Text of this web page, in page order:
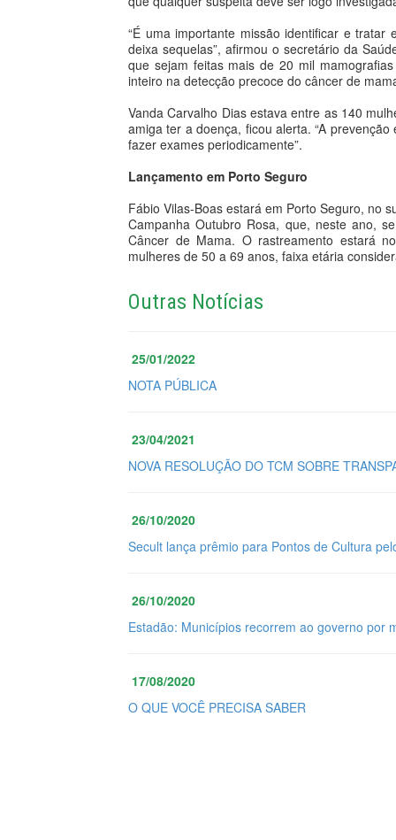
“É uma importante missão identificar e
deixa sequelas”, afirmou o secretário da
que sejam feitas mais de 20 mil
inteiro na detecção precoce do câncer de
Vanda Carvalho Dias estava entre as 140
amiga ter a doença, ficou alerta. “A
fazer exames periodicamente”.
Lançamento em Porto Seguro
Fábio Vilas-Boas estará em Porto Seguro, no
Campanha Outubro Rosa, que, neste ano,
Câncer de Mama. O rastreamento estará
mulheres de 50 a 69 anos, faixa etária
Outras Notícias
25/01/2022
NOTA PÚBLICA
23/04/2021
NOVA RESOLUÇÃO DO TCM SOBRE
26/10/2020
Secult lança prêmio para Pontos de Cultura
26/10/2020
Estadão: Municípios recorrem ao governo por
17/08/2020
O QUE VOCÊ PRECISA SABER